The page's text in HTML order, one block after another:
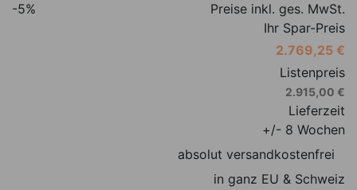
-5%
Preise inkl. ges. MwSt.
Ihr Spar-Preis
2.769,25 €
Listenpreis
2.915,00 €
Lieferzeit
+/- 8 Wochen
absolut versandkostenfrei
in ganz EU & Schweiz